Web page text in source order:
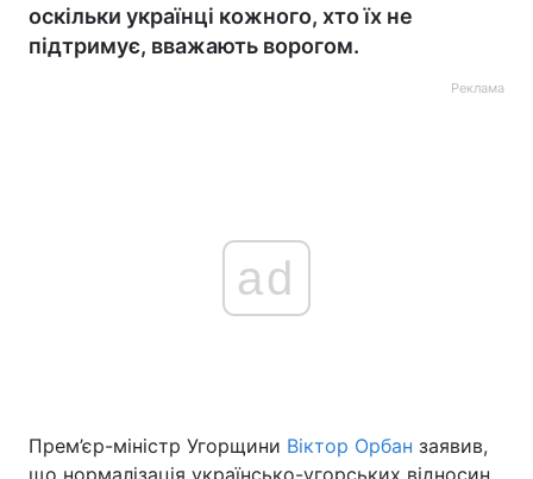
Україна Політика
оскільки українці кожного, хто їх не
підтримує, вважають ворогом.
Реклама
ad
Прем’єр-міністр Угорщини Віктор Орбан заявив,
що нормалізація українсько-угорських відносин